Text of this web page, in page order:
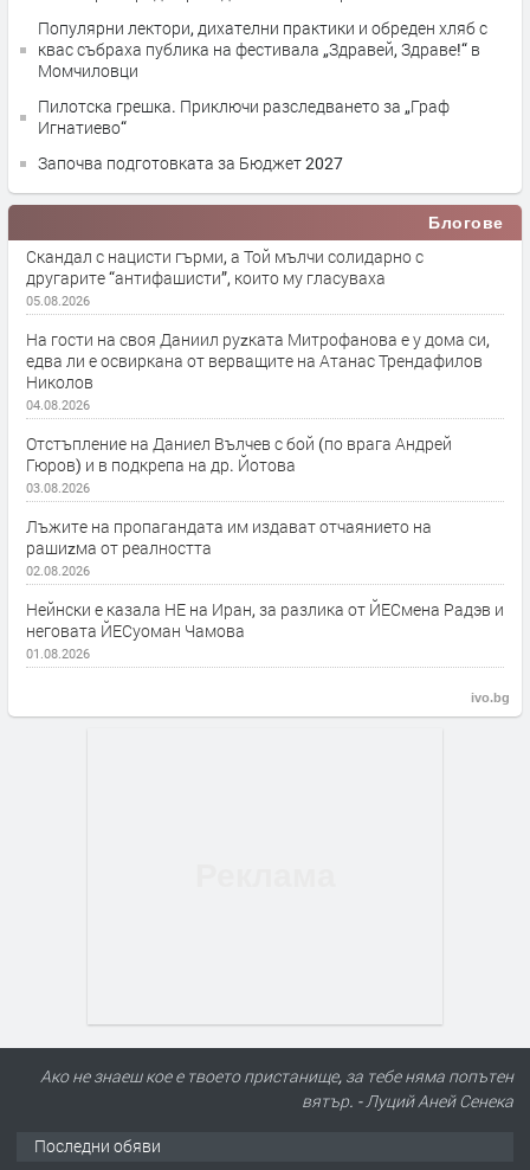
Популярни лектори, дихателни практики и обреден хляб с
квас събраха публика на фестивала „Здравей, Здраве!“ в
Момчиловци
Пилотска грешка. Приключи разследването за „Граф
Игнатиево“
Започва подготовката за Бюджет 2027
Блогове
Скандал с нацисти гърми, а Той мълчи солидарно с
другарите “антифашисти”, които му гласуваха
05.08.2026
На гости на своя Даниил руzката Митрофанова е у дома си,
едва ли е освиркана от верващите на Атанас Трендафилов
Николов
04.08.2026
Отстъпление на Даниел Вълчев с бой (по врага Андрей
Гюров) и в подкрепа на др. Йотова
03.08.2026
Лъжите на пропагандата им издават отчаянието на
рашиzма от реалността
02.08.2026
Нейнски е казала НЕ на Иран, за разлика от ЙЕСмена Радэв и
неговата ЙЕСуоман Чамова
01.08.2026
ivo.bg
Ако не знаеш кое е твоето пристанище, за тебе няма попътен
вятър. - Луций Аней Сенека
Последни обяви
ПРЕДЛАГА